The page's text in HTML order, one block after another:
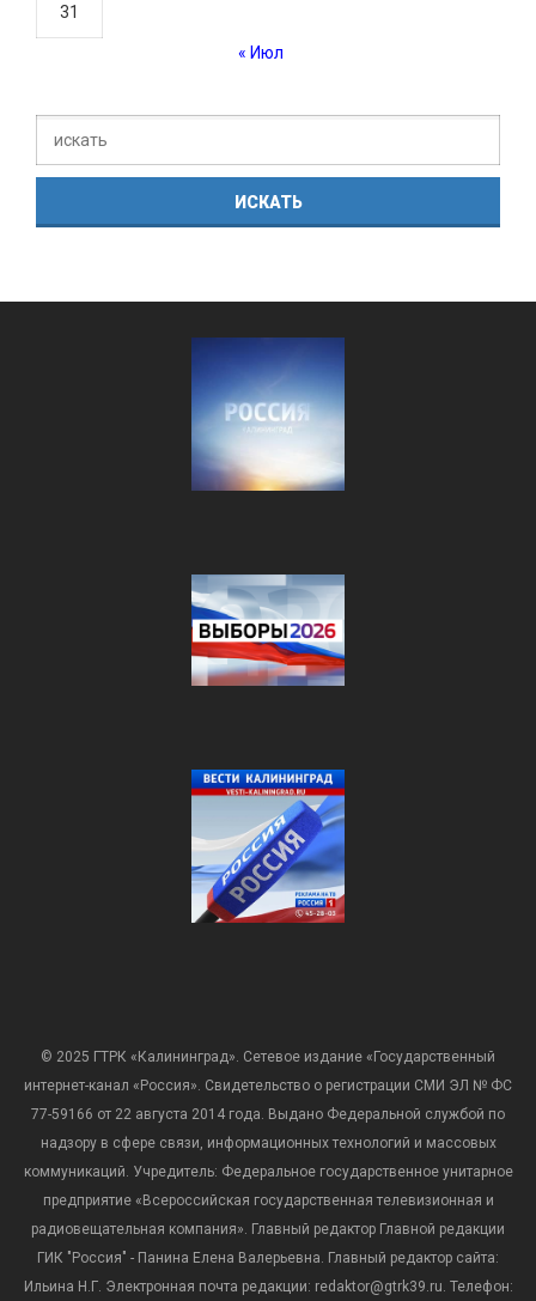
31
« Июл
© 2025 ГТРК «Калининград». Сетевое издание «Государственный
интернет-канал «Россия». Свидетельство о регистрации СМИ ЭЛ № ФС
77-59166 от 22 августа 2014 года. Выдано Федеральной службой по
надзору в сфере связи, информационных технологий и массовых
коммуникаций. Учредитель: Федеральное государственное унитарное
предприятие «Всероссийская государственная телевизионная и
радиовещательная компания». Главный редактор Главной редакции
ГИК "Россия" - Панина Елена Валерьевна. Главный редактор сайта:
Ильина Н.Г. Электронная почта редакции: redaktor@gtrk39.ru. Телефон: